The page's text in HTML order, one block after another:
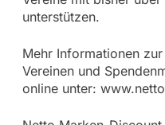
unterstützen.
Mehr Informationen
Vereinen und
online unter: